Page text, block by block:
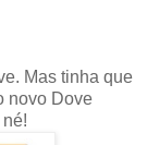
Mas tinha que
novo Dove